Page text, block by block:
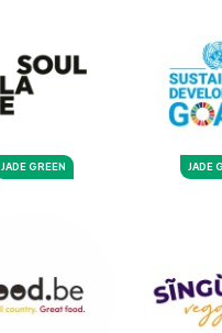
JADE GREEN JADE